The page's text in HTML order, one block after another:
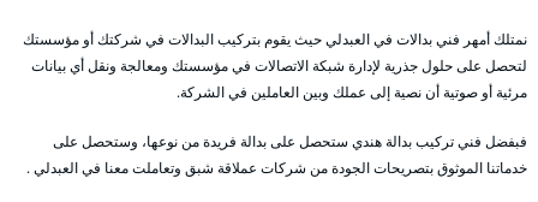
نمتلك أمهر فني بدالات في العبدلي حيث يقوم بتركيب البدالات في شركتك أو مؤسستك
لتحصل على حلول جذرية لإدارة شبكة الاتصالات في مؤسستك ومعالجة ونقل أي بيانات
مرئية أو صوتية أن نصية إلى عملك وبين العاملين في الشركة.
فبفضل فني تركيب بدالة هندي ستحصل على بدالة فريدة من نوعها، وستحصل على
خدماتنا الموثوق بتصريحات الجودة من شركات عملاقة شبق وتعاملت معنا في العبدلي .